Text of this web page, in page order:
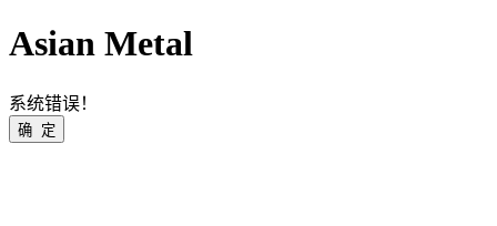
Asian Metal
系统错误！